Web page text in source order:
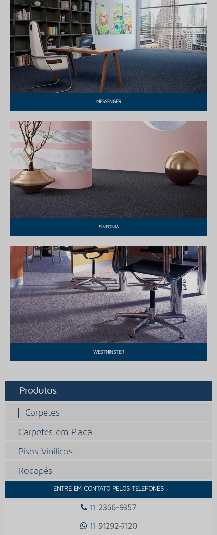
MESSENGER
SINFONIA
WESTMINSTER
Produtos
Carpetes
Carpetes em Placa
Pisos Vinílicos
Rodapés
ENTRE EM CONTATO PELOS TELEFONES
11 2366-9357
11 91292-7120